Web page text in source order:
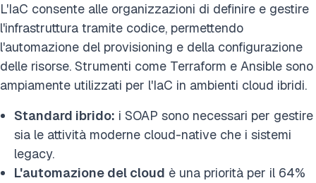
L'IaC consente alle organizzazioni di definire e gestire
l'infrastruttura tramite codice, permettendo
l'automazione del provisioning e della configurazione
delle risorse. Strumenti come Terraform e Ansible sono
ampiamente utilizzati per l'IaC in ambienti cloud ibridi.
Standard ibrido: i SOAP sono necessari per gestire
sia le attività moderne cloud-native che i sistemi
legacy.
L'automazione del cloud è una priorità per il 64%